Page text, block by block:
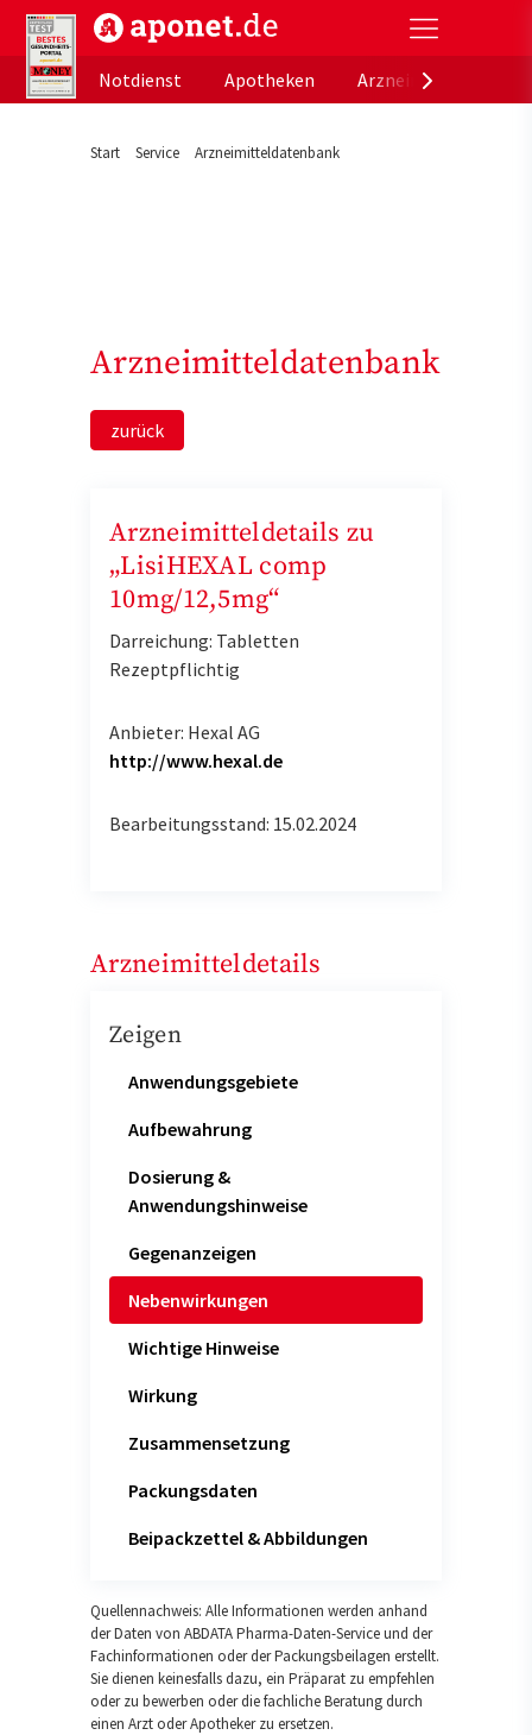
aponet.de - Das offizielle Gesundheitsportal der
Notdienst
Apotheken
Start Service Arzneimitteldatenbank
Arzneimitteldatenbank
zurück
Arzneimitteldetails zu
„LisiHEXAL comp
10mg/12,5mg“
Darreichung: Tabletten
Rezeptpflichtig
Anbieter: Hexal AG
http://www.hexal.de
Bearbeitungsstand: 15.02.2024
Arzneimitteldetails
Zeigen
Anwendungsgebiete
Aufbewahrung
Dosierung &
Anwendungshinweise
Gegenanzeigen
Nebenwirkungen
Wichtige Hinweise
Wirkung
Zusammensetzung
Packungsdaten
Beipackzettel & Abbildungen
Quellennachweis: Alle Informationen werden anhand
der Daten von ABDATA Pharma-Daten-Service und der
Fachinformationen oder der Packungsbeilagen erstellt.
Sie dienen keinesfalls dazu, ein Präparat zu empfehlen
oder zu bewerben oder die fachliche Beratung durch
einen Arzt oder Apotheker zu ersetzen.